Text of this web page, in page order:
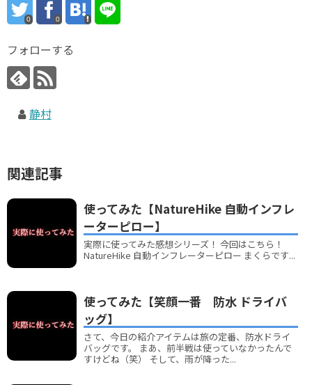
0 0
フォローする
静村
関連記事
使ってみた【NatureHike 自動インフレ
ーターピロー】
実際に使ってみた感想シリーズ！ 今回はこちら！
NatureHike 自動インフレーターピロー まくらです...
使ってみた【笑顔一番 防水 ドライバ
ッグ】
さて、今日の紹介アイテムは旅の定番、防水ドライ
バッグです。 まあ、前半戦は使っていなかったんで
すけどね（笑） そして、雨が降った...